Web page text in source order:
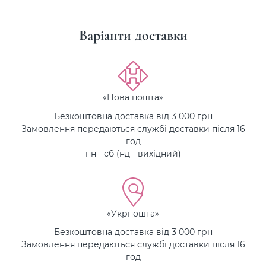
Варіанти доставки
«Нова пошта»
Безкоштовна доставка від 3 000 грн
Замовлення передаються службі доставки після 16
год
пн - сб (нд - вихідний)
«Укрпошта»
Безкоштовна доставка від 3 000 грн
Замовлення передаються службі доставки після 16
год